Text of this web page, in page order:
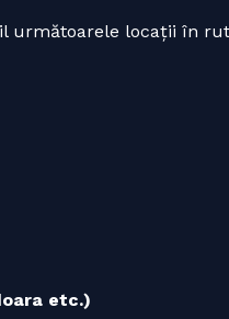
următoarele locații în
etc.)